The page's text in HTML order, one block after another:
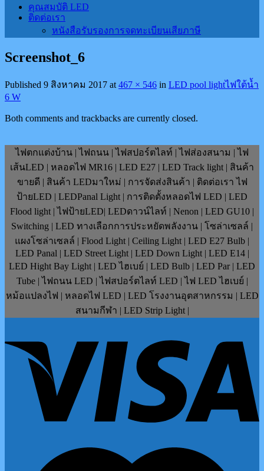
คุณสมบัติ LED
ติดต่อเรา
หนังสือรับรองการจดทะเบียนเสียภาษี
Screenshot_6
Published 9 สิงหาคม 2017 at 467 × 546 in LED pool lightไฟใต้น้ำ
6 W
Both comments and trackbacks are currently closed.
ไฟตกแต่งบ้าน | ไฟถนน | ไฟสปอร์ตไลท์ | ไฟส่องสนาม | ไฟ
เส้นLED | หลอดไฟ MR16 | LED E27 | LED Track light | สินค้า
ขายดี | สินค้า LEDมาใหม่ | การจัดส่งสินค้า | ติดต่อเรา ไฟ
ป้ายLED | LEDPanal Light | การติดตั้งหลอดไฟ LED | LED
Flood light | ไฟป้ายLED| LEDดาวน์ไลท์ | Nenon | LED GU10 |
Switching | LED ทางเลือกการประหยัดพลังงาน | โซล่าเซลล์ |
แผงโซล่าเซลล์ | Flood Light | Ceiling Light | LED E27 Bulb |
LED Panal | LED Street Light | LED Down Light | LED E14 |
LED Hight Bay Light | LED ไฮเบย์ | LED Bulb | LED Par | LED
Tube | ไฟถนน LED | ไฟสปอร์ตไลท์ LED | ไฟ LED ไฮเบย์ |
หม้อแปลงไฟ | หลอดไฟ LED | LED โรงงานอุตสาหกรรม | LED
สนามกีฬา | LED Strip Light |